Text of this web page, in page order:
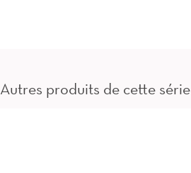
Autres produits de cette série